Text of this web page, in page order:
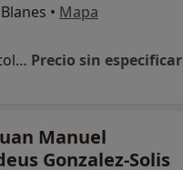
• Mapa
Primera visita Traumatología y Cirugía Ortopédica Precio sin especificar
Manuel
Gonzalez-Solis